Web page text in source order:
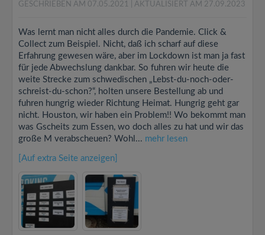
GESCHRIEBEN AM 07.05.2021 | AKTUALISIERT AM 27.09.2023
Was lernt man nicht alles durch die Pandemie. Click &
Collect zum Beispiel. Nicht, daß ich scharf auf diese
Erfahrung gewesen wäre, aber im Lockdown ist man ja fast
für jede Abwechslung dankbar. So fuhren wir heute die
weite Strecke zum schwedischen „Lebst-du-noch-oder-
schreist-du-schon?“, holten unsere Bestellung ab und
fuhren hungrig wieder Richtung Heimat. Hungrig geht gar
nicht. Houston, wir haben ein Problem!! Wo bekommt man
was Gscheits zum Essen, wo doch alles zu hat und wir das
große M verabscheuen? Wohl... mehr lesen
[Auf extra Seite anzeigen]